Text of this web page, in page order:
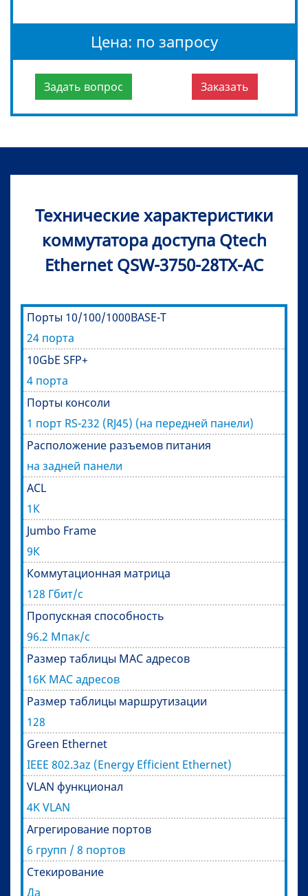
Цена: по запросу
Задать вопрос Заказать
Технические характеристики
коммутатора доступа Qtech
Ethernet QSW-3750-28TX-AC
Порты 10/100/1000BASE-T
24 порта
10GbE SFP+
4 порта
Порты консоли
1 порт RS-232 (RJ45) (на передней панели)
Расположение разъемов питания
на задней панели
ACL
1К
Jumbo Frame
9К
Коммутационная матрица
128 Гбит/с
Пропускная способность
96.2 Мпак/с
Размер таблицы MAC адресов
16K MAC адресов
Размер таблицы маршрутизации
128
Green Ethernet
IEEE 802.3az (Energy Efficient Ethernet)
VLAN функционал
4K VLAN
Агрегирование портов
6 групп / 8 портов
Стекирование
Да